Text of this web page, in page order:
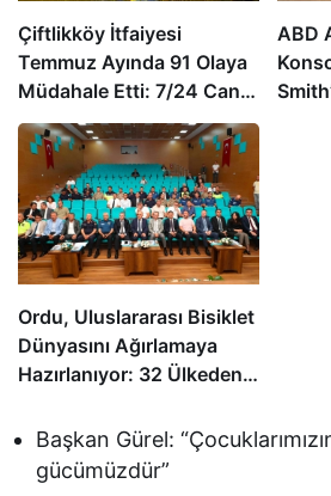
Çiftlikköy İtfaiyesi
Temmuz Ayında 91 Olaya
Müdahale Etti: 7/24 Can
ve Mal Güvenliği İçin
Görev Başında
ABD
Ordu, Uluslararası Bisiklet
Dünyasını Ağırlamaya
Hazırlanıyor: 32 Ülkeden
Karadeniz’de Pedal
Çevirecek
Başkan Gürel:
gücümüzdür”